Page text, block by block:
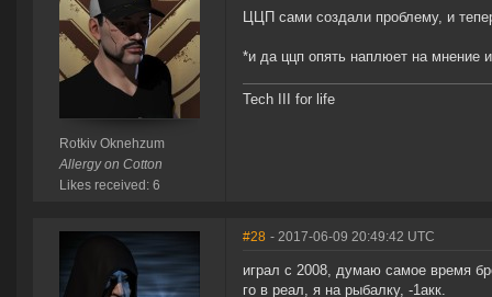
Rotkiv Oknehzum
Allergy on Cotton
Likes received: 6
ЦЦП сами создали проблему, и
*и да ццп опять наплюет на мнение
Tech III for life
#28 - 2017-06-09 20:49:42 UTC
играл с 2008, думаю самое время
го в реал, я на рыбалку, -1акк.